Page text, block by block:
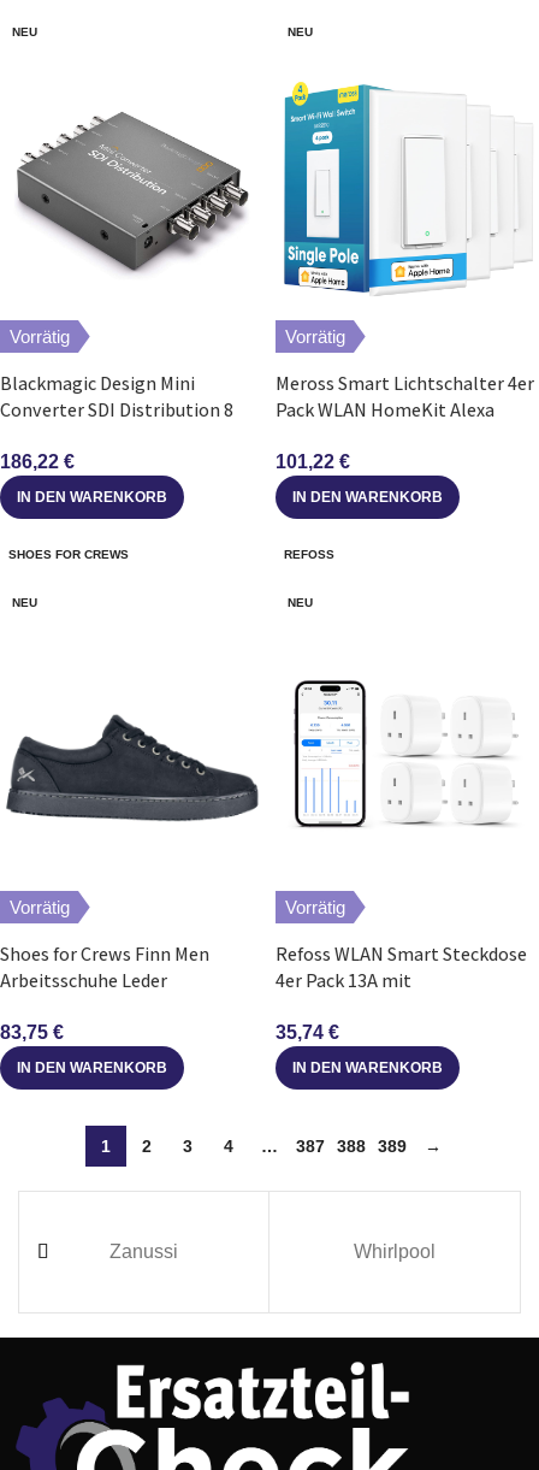
NEU
Vorrätig
Blackmagic Design Mini
Converter SDI Distribution 8
186,22 €
IN DEN WARENKORB
NEU
Vorrätig
Meross Smart Lichtschalter 4er
Pack WLAN HomeKit Alexa
101,22 €
IN DEN WARENKORB
SHOES FOR CREWS
NEU
Vorrätig
Shoes for Crews Finn Men
Arbeitsschuhe Leder
83,75 €
IN DEN WARENKORB
REFOSS
NEU
Vorrätig
Refoss WLAN Smart Steckdose
4er Pack 13A mit
35,74 €
IN DEN WARENKORB
1 2 3 4 … 387 388 389 →
Zanussi Whirlpool